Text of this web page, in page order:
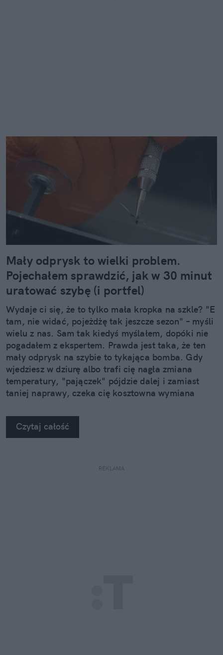
Mały odprysk to wielki problem.
Pojechałem sprawdzić, jak w 30 minut
uratować szybę (i portfel)
Wydaje ci się, że to tylko mała kropka na szkle? "E
tam, nie widać, pojeżdżę tak jeszcze sezon" – myśli
wielu z nas. Sam tak kiedyś myślałem, dopóki nie
pogadałem z ekspertem. Prawda jest taka, że ten
mały odprysk na szybie to tykająca bomba. Gdy
wjedziesz w dziurę albo trafi cię nagła zmiana
temperatury, "pajączek" pójdzie dalej i zamiast
taniej naprawy, czeka cię kosztowna wymiana
na własne oczy zobaczyć, jak profesjonaliści radzą
sobie z takimi uszkodzeniami.
Czytaj całość
REKLAMA